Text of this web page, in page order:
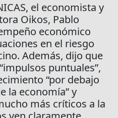
el economista y
Oikos, Pablo
económico
en el riesgo
Además, dijo que
puntuales”,
“por debajo
la economía” y
más críticos a la